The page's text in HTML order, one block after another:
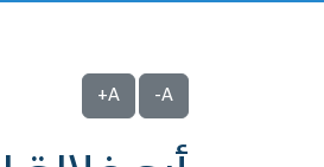
A-
A+